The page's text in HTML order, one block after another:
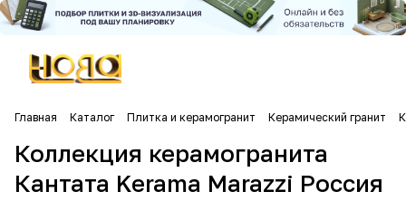
Главная Каталог Плитка и керамогранит Керамический гранит
Коллекция керамогранита
Кантата Kerama Marazzi Россия